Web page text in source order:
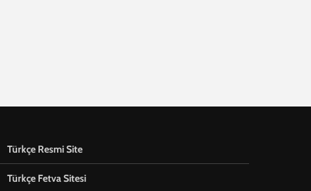
Türkçe Resmi Site
Türkçe Fetva Sitesi